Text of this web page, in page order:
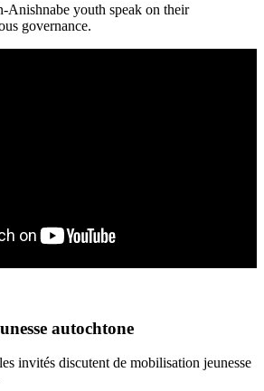
Anishnabe youth speak on their
governance.
autochtone
invités discutent de mobilisation jeunesse